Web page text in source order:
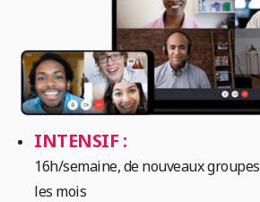
INTENSIF :
16h/semaine, de nouveaux
les mois